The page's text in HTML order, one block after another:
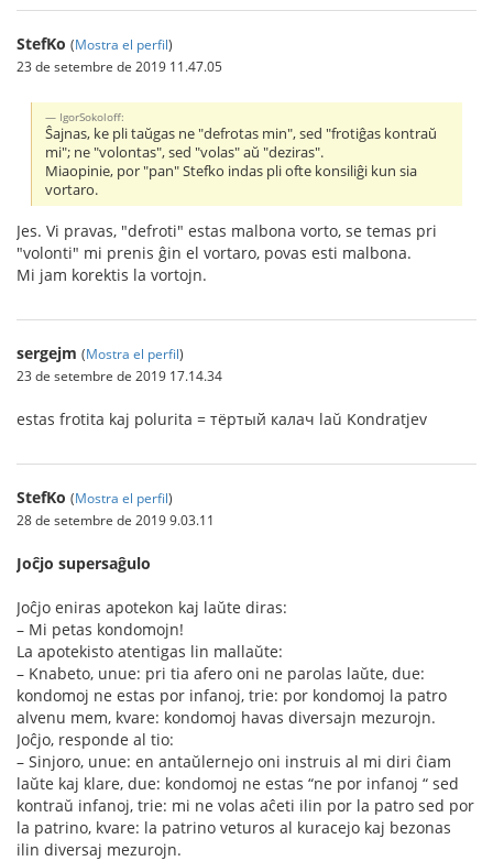
StefKo (Mostra el perfil)
23 de setembre de 2019 11.47.05
IgorSokoloff:
Ŝajnas, ke pli taŭgas ne "defrotas min", sed "frotiĝas kontraŭ
mi"; ne "volontas", sed "volas" aŭ "deziras".
Miaopinie, por "pan" Stefko indas pli ofte konsiliĝi kun sia
vortaro.
Jes. Vi pravas, "defroti" estas malbona vorto, se temas pri
"volonti" mi prenis ĝin el vortaro, povas esti malbona.
Mi jam korektis la vortojn.
sergejm (Mostra el perfil)
23 de setembre de 2019 17.14.34
estas frotita kaj polurita = тёртый калач laŭ Kondratjev
StefKo (Mostra el perfil)
28 de setembre de 2019 9.03.11
Joĉjo supersaĝulo
Joĉjo eniras apotekon kaj laŭte diras:
– Mi petas kondomojn!
La apotekisto atentigas lin mallaŭte:
– Knabeto, unue: pri tia afero oni ne parolas laŭte, due:
kondomoj ne estas por infanoj, trie: por kondomoj la patro
alvenu mem, kvare: kondomoj havas diversajn mezurojn.
Joĉjo, responde al tio:
– Sinjoro, unue: en antaŭlernejo oni instruis al mi diri ĉiam
laŭte kaj klare, due: kondomoj ne estas “ne por infanoj “ sed
kontraŭ infanoj, trie: mi ne volas aĉeti ilin por la patro sed por
la patrino, kvare: la patrino veturos al kuracejo kaj bezonas
ilin diversaj mezurojn.